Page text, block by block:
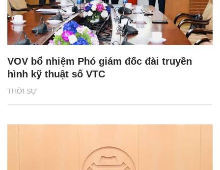
THỜI SỰ
VOV bổ nhiệm Phó giám đốc đài truyền
hình kỹ thuật số VTC